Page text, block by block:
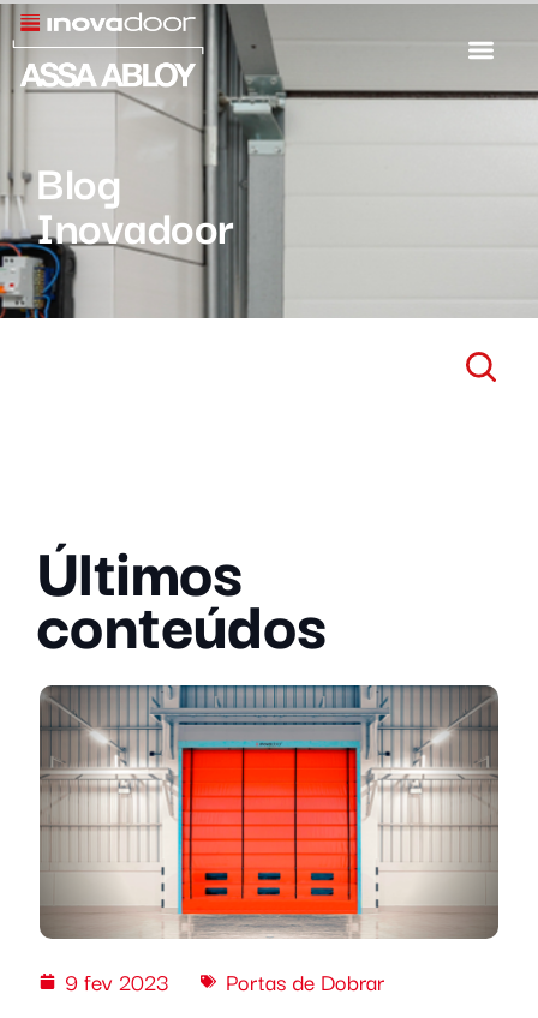
Blog
Inovadoor
Últimos
conteúdos
9 fev 2023 Portas de Dobrar